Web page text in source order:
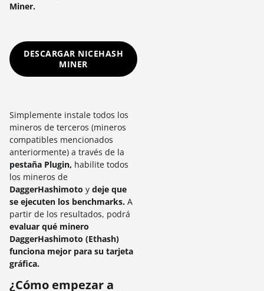
Miner.
DESCARGAR NICEHASH
MINER
Simplemente instale todos los
mineros de terceros (mineros
compatibles mencionados
anteriormente) a través de la
pestaña Plugin, habilite todos
los mineros de
DaggerHashimoto y deje que
se ejecuten los benchmarks. A
partir de los resultados, podrá
evaluar qué minero
DaggerHashimoto (Ethash)
funciona mejor para su tarjeta
gráfica.
¿Cómo empezar a